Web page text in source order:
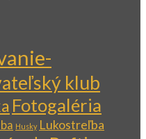
klub
Fotogaléria
Husky Lukostreľba